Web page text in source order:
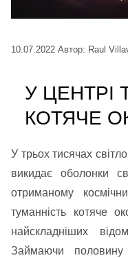
10.07.2022 Автор: Raul
У ЦЕНТРІ
КОТЯЧЕ
У трьох тисячах
викидає оболонки
отриманому
туманність котяче
найскладніших
Займаючи